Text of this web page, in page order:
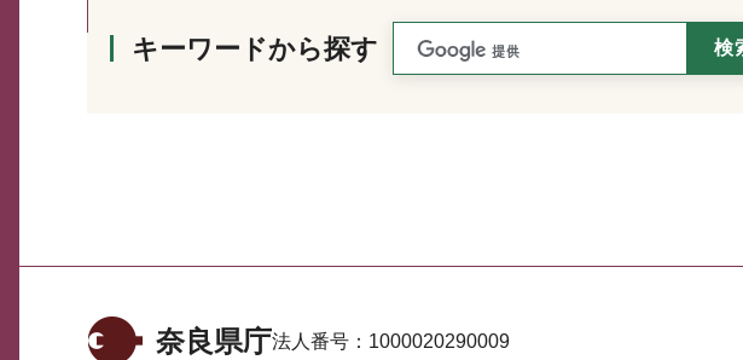
キーワードから探す
奈良県庁法人番号： 1000020290009